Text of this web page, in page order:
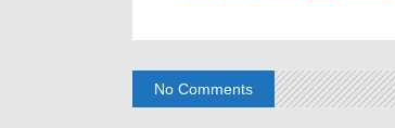
No Comments